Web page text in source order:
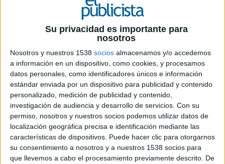
Su privacidad es importante para
nosotros
Nosotros y nuestros 1538 socios almacenamos y/o accedemos
a información en un dispositivo, como cookies, y procesamos
datos personales, como identificadores únicos e información
estándar enviada por un dispositivo para publicidad y contenido
personalizado, medición de publicidad y contenido,
investigación de audiencia y desarrollo de servicios. Con su
permiso, nosotros y nuestros socios podemos utilizar datos de
localización geográfica precisa e identificación mediante las
características de dispositivos. Puede hacer clic para otorgarnos
su consentimiento a nosotros y a nuestros 1538 socios para
que llevemos a cabo el procesamiento previamente descrito. De
Sustituye en el puesto a María Loscos que
sueca.
Scania, fabricante sueco de camiones pesados,
autobuses y motores diésel ha nombrado a Jacob
Ernst Thomas Thärnå director de marketing y
producto para España y Portugal. Hasta el
momento este cargo estaba ocupado por María
Loscos que asume nuevas funciones en la
empresa dentro del área de desarrollo.